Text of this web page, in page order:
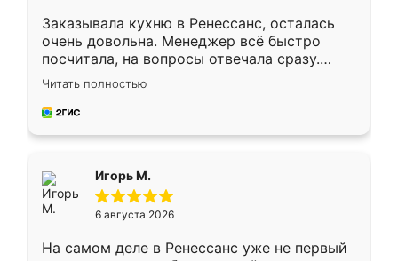
Заказывала кухню в Ренессанс, осталась
очень довольна. Менеджер всё быстро
посчитала, на вопросы отвечала сразу.
Замерщик приехал в субботу, подошёл к
делу со всей ответственностью. Собрали
за день, ребята работали аккуратно, даже
Читать полностью
Игорь М.
6 августа 2026
На самом деле в Ренессанс уже не первый